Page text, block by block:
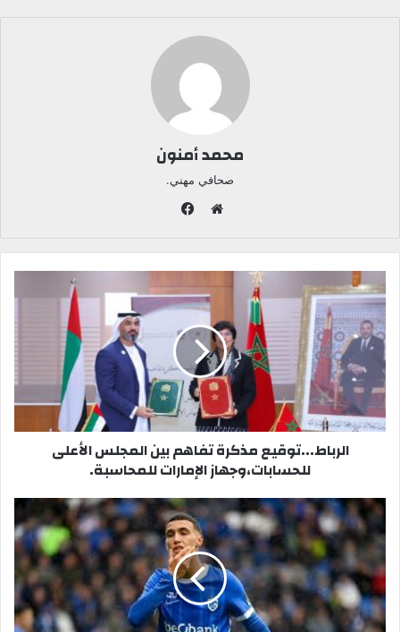
محمد أمنون
صحافي مهني.
و
ق
ع
ا
ل
و
ي
ب
س
ب
و
الرباط...توقيع مذكرة تفاهم بين المجلس الأعلى
للحسابات،وجهاز الإمارات للمحاسبة.